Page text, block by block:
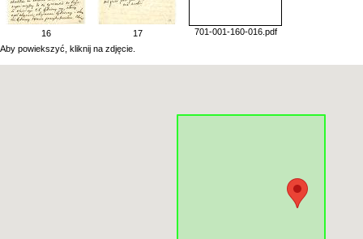
16 17
701-001-160-016.pdf
Aby powiekszyć, kliknij na zdjęcie.